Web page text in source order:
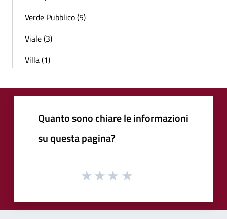
Verde Pubblico (5)
Viale (3)
Villa (1)
Quanto sono chiare le informazioni
su questa pagina?